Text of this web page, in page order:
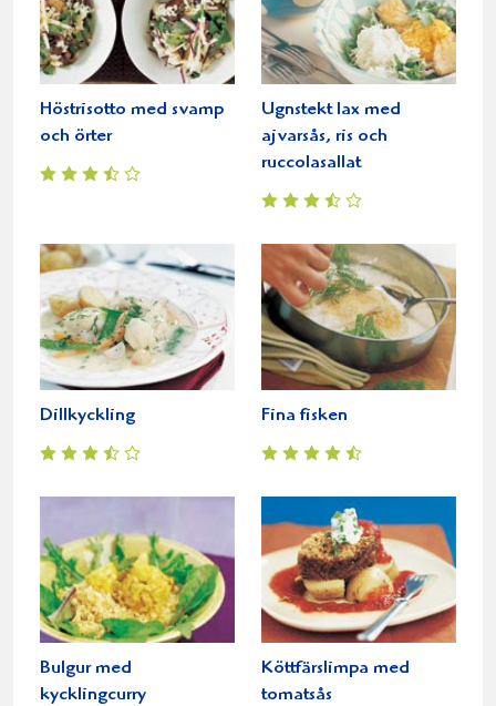
post
Höstrisotto med svamp
och örter
Ugnstekt lax med
ajvarsås, ris och
ruccolasallat
Dillkyckling Fina fisken
Bulgur med
kycklingcurry
Köttfärslimpa med
tomatsås